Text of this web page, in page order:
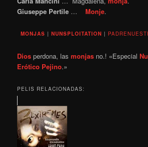
Giuseppe Pertile …Monje.
MONJAS | NUNSPLOITATION |
Dios perdona, lasmonjas no.! «Especial
Erótico Pejino.»
PELIS RELACIONADAS: